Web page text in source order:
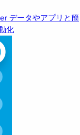
データやアプリと簡
化